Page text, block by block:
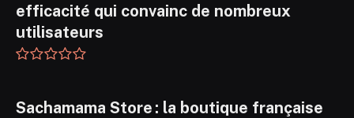
efficacité qui convainc de nombreux
utilisateurs
Sachamama Store : la boutique française